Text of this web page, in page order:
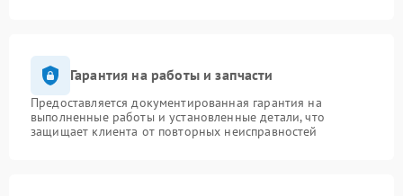
Гарантия на работы и запчасти
Предоставляется документированная гарантия на
выполненные работы и установленные детали, что
защищает клиента от повторных неисправностей